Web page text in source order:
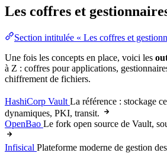
Les coffres et
Section intitulée « Les coffres et
Une fois les concepts en place, voici les
à Z : coffres pour applications,
chiffrement de fichiers.
HashiCorp Vault La référence : stockage
dynamiques, PKI, transit.
OpenBao Le fork open source de Vault,
Infisical Plateforme moderne de gestion